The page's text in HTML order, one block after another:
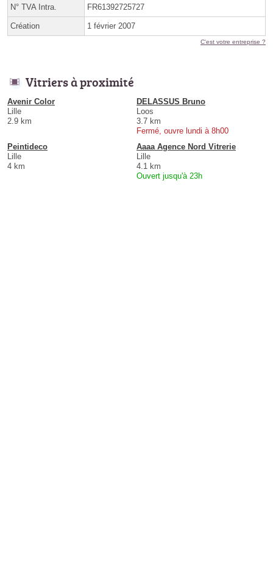
N° TVA Intra. FR61392725727
Création 1 février 2007
C'est votre entreprise ?
Vitriers à proximité
Avenir Color
Lille
2.9 km
DELASSUS Bruno
Loos
3.7 km
Fermé, ouvre lundi à 8h00
Peintideco
Lille
4 km
Aaaa Agence Nord Vitrerie
Lille
4.1 km
Ouvert jusqu'à 23h